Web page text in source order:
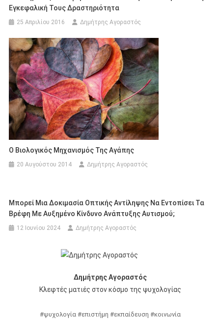
Εγκεφαλική Τους Δραστηριότητα
25 Απριλίου 2016 Δημήτρης Αγοραστός
Ο Βιολογικός Μηχανισμός Της Αγάπης
20 Αυγούστου 2014 Δημήτρης Αγοραστός
Μπορεί Μια Δοκιμασία Οπτικής Αντίληψης Να Εντοπίσει Τα
Βρέφη Με Αυξημένο Κίνδυνο Ανάπτυξης Αυτισμού;
12 Ιουνίου 2024 Δημήτρης Αγοραστός
Δημήτρης Αγοραστός
Κλεφτές ματιές στον κόσμο της ψυχολογίας
#ψυχολογία #επιστήμη #εκπαίδευση #κοινωνία